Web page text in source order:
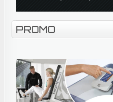
PROMO